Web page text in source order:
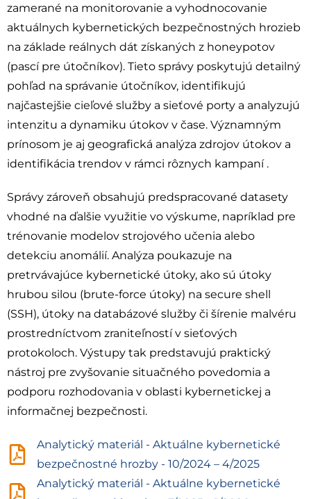
zamerané na monitorovanie a vyhodnocovanie
aktuálnych kybernetických bezpečnostných hrozieb
na základe reálnych dát získaných z honeypotov
(pascí pre útočníkov). Tieto správy poskytujú detailný
pohľad na správanie útočníkov, identifikujú
najčastejšie cieľové služby a sieťové porty a analyzujú
intenzitu a dynamiku útokov v čase. Významným
prínosom je aj geografická analýza zdrojov útokov a
identifikácia trendov v rámci rôznych kampaní .
Správy zároveň obsahujú predspracované datasety
vhodné na ďalšie využitie vo výskume, napríklad pre
trénovanie modelov strojového učenia alebo
detekciu anomálií. Analýza poukazuje na
pretrvávajúce kybernetické útoky, ako sú útoky
hrubou silou (brute-force útoky) na secure shell
(SSH), útoky na databázové služby či šírenie malvéru
prostredníctvom zraniteľností v sieťových
protokoloch. Výstupy tak predstavujú praktický
nástroj pre zvyšovanie situačného povedomia a
podporu rozhodovania v oblasti kybernetickej a
informačnej bezpečnosti.
Analytický materiál - Aktuálne kybernetické
bezpečnostné hrozby - 10/2024 – 4/2025
Analytický materiál - Aktuálne kybernetické